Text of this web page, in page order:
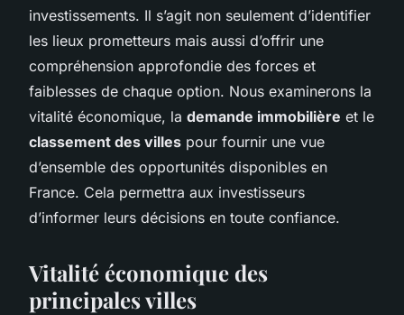
investissements. Il s’agit non seulement d’identifier
les lieux prometteurs mais aussi d’offrir une
compréhension approfondie des forces et
faiblesses de chaque option. Nous examinerons la
vitalité économique, la demande immobilière et le
classement des villes pour fournir une vue
d’ensemble des opportunités disponibles en
France. Cela permettra aux investisseurs
d’informer leurs décisions en toute confiance.
Vitalité économique des
principales villes